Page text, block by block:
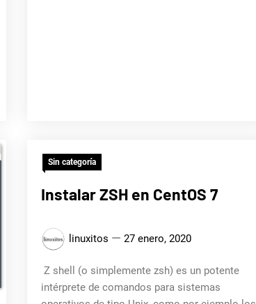
Sin categoría
Instalar ZSH en CentOS 7
linuxitos 27 enero, 2020
Z shell (o simplemente zsh) es un potente
intérprete de comandos para sistemas